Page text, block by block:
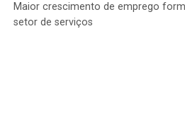
Maior crescimento de emprego
setor de serviços